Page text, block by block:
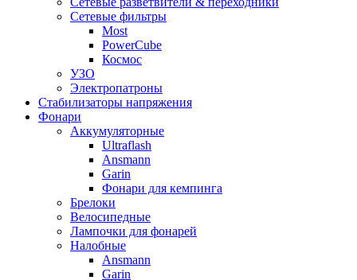
Сетевые фильтры
Most
PowerCube
Космос
УЗО
Электропатроны
Стабилизаторы напряжения
Фонари
Аккумуляторные
Ultraflash
Ansmann
Garin
Фонари для кемпинга
Брелоки
Велосипедные
Лампочки для фонарей
Налобные
Ansmann
Garin